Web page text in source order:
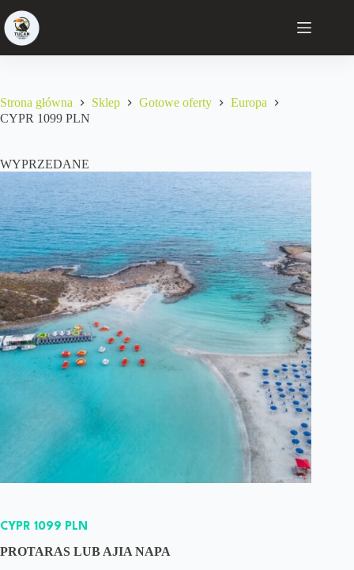
Strona główna Sklep Gotowe oferty
Europa
CYPR 1099 PLN
WYPRZEDANE
CYPR 1099 PLN
PROTARAS LUB AJIA NAPA